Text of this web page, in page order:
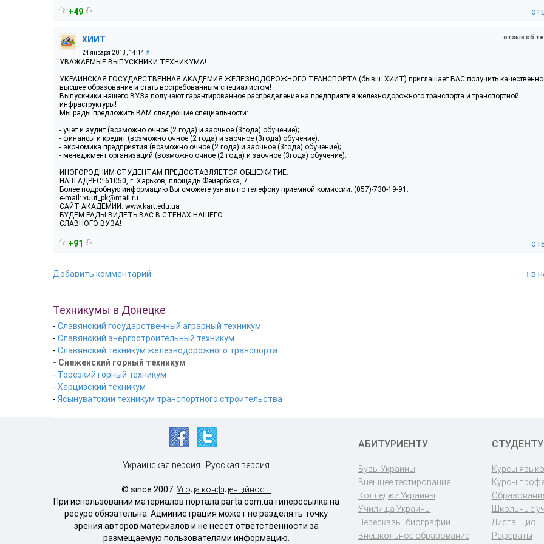
+49
отзыв об
ХИИТ
24 января 2013, 14:14 #
УВАЖАЕМЫЕ ВЫПУСКНИКИ ТЕХНИКУМА!
УКРАИНСКАЯ ГОСУДАРСТВЕННАЯ АКАДЕМИЯ ЖЕЛЕЗНОДОРОЖНОГО ТРАНСПОРТА (бывш. ХИИТ) приглашает ВАС получить
высшее образование и стать востребованным специалистом!
Выпускники нашего ВУЗа получают гарантированное распределение на предприятия железнодорожного транспорта и транспортной
инфраструктуры!
Мы рады предложить ВАМ следующие специальности:
- учет и аудит (возможно очное (2 года) и заочное (3года) обучение);
- финансы и кредит (возможно очное (2 года) и заочное (3года) обучение);
- экономика предприятия (возможно очное (2 года) и заочное (3года) обучение);
- менеджмент организаций (возможно очное (2 года) и заочное (3года) обучение).
ИНОГОРОДНИМ СТУДЕНТАМ ПРЕДОСТАВЛЯЕТСЯ ОБЩЕЖИТИЕ.
НАШ АДРЕС: 61050, г. Харьков, площадь Фейербаха, 7.
Более подробную информацию Вы сможете узнать по телефону приемной комиссии: (057)-730-19-91.
e-mail: xuut_pk@mail.ru
САЙТ АКАДЕМИИ: www.kart.edu.ua
БУДЕМ РАДЫ ВИДЕТЬ ВАС В СТЕНАХ НАШЕГО
СЛАВНОГО ВУЗА!
+91
Добавить комментарий ↑ в
Техникумы в Донецке
- Славянский государственный аграрный техникум
- Славянский энергостроительный техникум
- Славянский техникум железнодорожного транспорта
- Снеженский горный техникум
- Торезкий горный техникум
- Харцизский техникум
- Ясынуватский техникум транспортного строительства
Украинская версия Русская версия
© since 2007.Угода конфіденційності
При использовании материалов портала parta.com.ua гиперссылка на
ресурс обязательна. Администрация может не разделять точку
зрения авторов материалов и не несет ответственности за
размещаемую пользователями информацию.
АБИТУРИЕНТУ
Вузы Украины
Внешнее тестирование
Колледжи Украины
Училища Украины
Пересказы, биографии
Внешкольное образование
СТУДЕНТУ
Курсы
Курсы
Школьные
Рефераты